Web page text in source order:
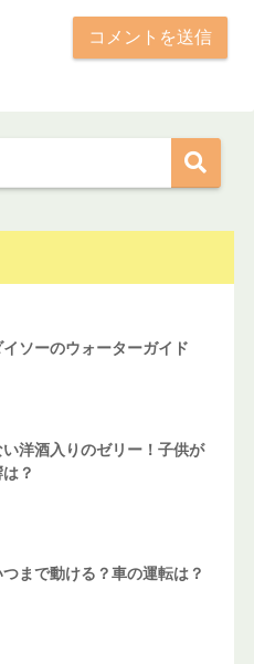
ソーのウォーターガイド
洋酒入りのゼリー！子供が
？
まで動ける？車の運転は？